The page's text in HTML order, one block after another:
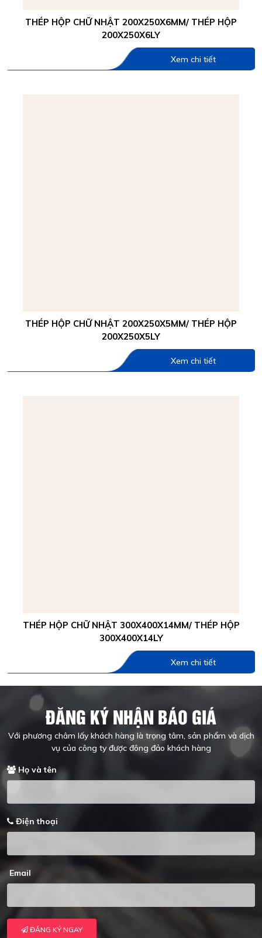
THÉP HỘP CHỮ NHẬT 200X250X6MM/ THÉP HỘP
200X250X6LY
Xem chi tiết
THÉP HỘP CHỮ NHẬT 200X250X5MM/ THÉP HỘP
200X250X5LY
Xem chi tiết
THÉP HỘP CHỮ NHẬT 300X400X14MM/ THÉP HỘP
300X400X14LY
Xem chi tiết
ĐĂNG KÝ NHẬN BÁO GIÁ
Với phương châm lấy khách hàng là trọng tâm, sản phẩm và dịch
vụ của công ty được đông đảo khách hàng
Họ và tên
Điện thoại
Email
ĐĂNG KÝ NGAY